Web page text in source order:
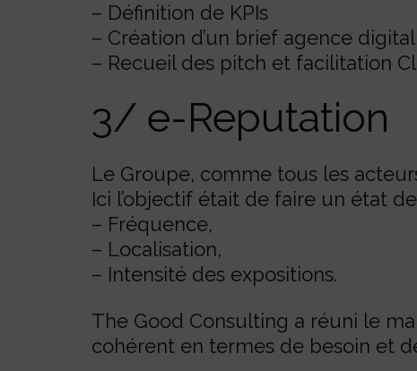
– Définition de KPIs
– Création d’un brief agence
– Recueil des pitch et facilitation
3/ e-Reputation
Le Groupe, comme tous les
Ici l’objectif était de faire un état
– Fréquence,
– Localisation,
– Intensité des expositions.
The Good Consulting a réuni le
cohérent en termes de besoin et